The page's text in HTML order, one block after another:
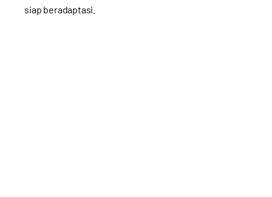
siap beradaptasi.